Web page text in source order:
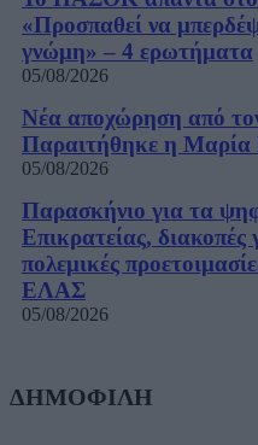
«Προσπαθεί να
γνώμη» – 4 ερωτήματα
05/08/2026
Νέα αποχώρηση από
Παραιτήθηκε η Μαρία
05/08/2026
Παρασκήνιο για τα
Επικρατείας,
πολεμικές
ΕΛΑΣ
05/08/2026
ΔΗΜΟΦΙΛΗ